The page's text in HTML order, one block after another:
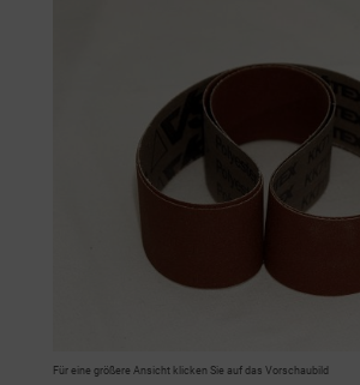
Für eine größere Ansicht klicken Sie auf das Vorschaubild